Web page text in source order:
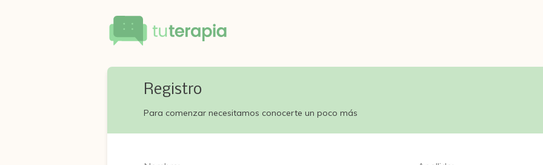
Registro
Para comenzar necesitamos conocerte un poco más